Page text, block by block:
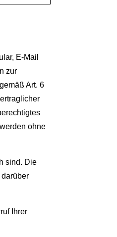
E-Mail
zur
Art. 6
ohne
sind. Die
Ihrer